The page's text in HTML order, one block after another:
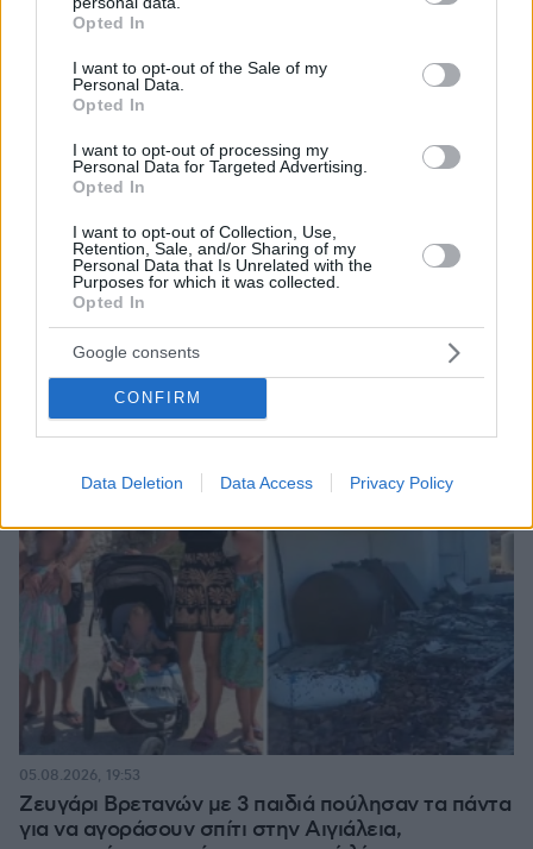
grant or deny consent to Google and its third-party tags to
use your data for below specified purposes in below Google
consent section.
Opted In
I want to opt-out of the Sale of my
Personal Data.
Opted In
I want to opt-out of processing my
Personal Data for Targeted Advertising.
Opted In
I want to opt-out of Collection, Use,
Retention, Sale, and/or Sharing of my
Personal Data that Is Unrelated with the
Purposes for which it was collected.
Opted In
Google consents
CONFIRM
Data Deletion Data Access Privacy Policy
Χιροσίμα 6 Αυγούστου 1945: Όταν το «Μικρό
Αγόρι» σκότωσε 80.000 ανθρώπους
06.08.2026, 07:56
Ζευγάρι Βρετανών με 3 παιδιά πούλησαν τα πάντα
για να αγοράσουν σπίτι στην Αιγιάλεια,
05.08.2026, 19:53